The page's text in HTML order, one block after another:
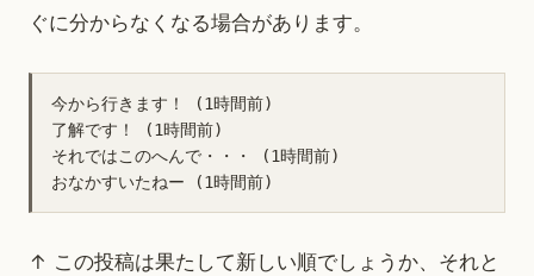
ぐに分からなくなる場合があります。
今から行きます！ (1時間前)
了解です！ (1時間前)
それではこのへんで・・・ (1時間前)
↑ この投稿は果たして新しい順でしょうか、それと